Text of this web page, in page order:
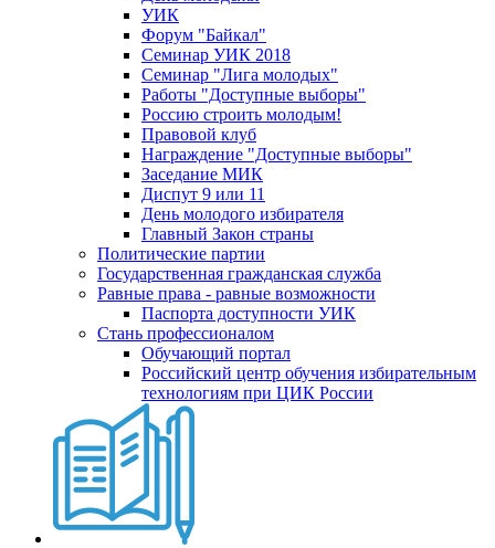
УИК
Форум "Байкал"
Семинар УИК 2018
Семинар "Лига молодых"
Работы "Доступные выборы"
Россию строить молодым!
Правовой клуб
Награждение "Доступные выборы"
Заседание МИК
Диспут 9 или 11
День молодого избирателя
Главный Закон страны
Политические партии
Государственная гражданская служба
Равные права - равные возможности
Паспорта доступности УИК
Стань профессионалом
Обучающий портал
Российский центр обучения избирательным
технологиям при ЦИК России